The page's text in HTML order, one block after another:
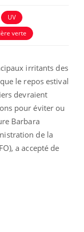
UV
verte
irritants des
le repos estival
devraient
pour éviter ou
Barbara
de la
a accepté de